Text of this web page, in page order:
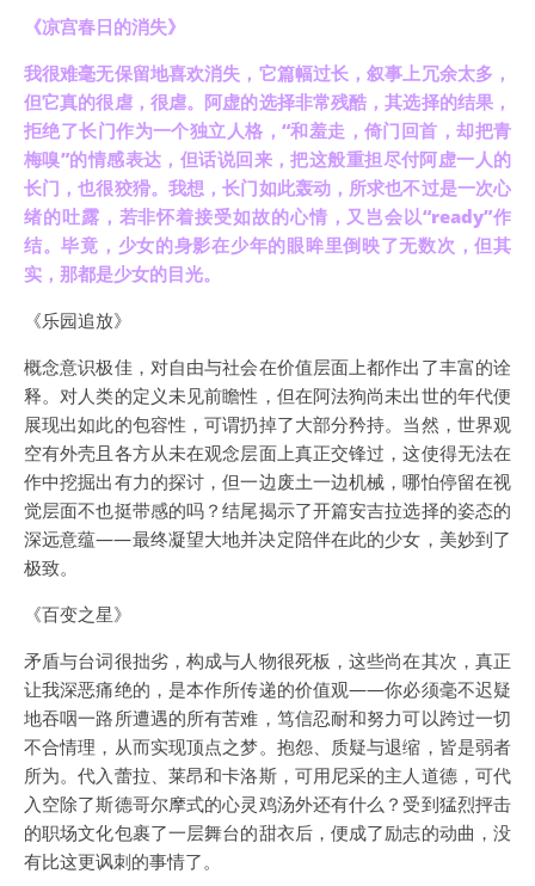
《凉宫春日的消失》
我很难毫无保留地喜欢消失，它篇幅过长，叙事上冗余太多，
但它真的很虐，很虐。阿虚的选择非常残酷，其选择的结果，
拒绝了长门作为一个独立人格 ，“和羞走，倚门回首，却把青
梅嗅”的情感表达 ， 但话说回来，把这般重担尽付阿虚一人的
长门，也很狡猾。我想，长门如此轰动， 所求也不过是一次心
绪的吐露，若非怀着接受如故的心情，又岂会以“ready”作
结。毕竟，少女的身影在少年的眼眸里倒映了无数次，但其
实，那都是少女的目光。
《乐园追放》
概念意识极佳，对自由与社会在价值层面上都作出了丰富的诠
释。对人类的定义未见前瞻性，但在阿法狗尚未出世的年代便
展现出如此的包容性，可谓扔掉了大部分矜持。当然，世界观
空有外壳且各方从未在观念层面上真正交锋过，这使得无法在
作中挖掘出有力的探讨，但一边废土一边机械，哪怕停留在视
觉层面不也挺带感的吗？结尾揭示了开篇安吉拉选择的姿态的
深远意蕴——最终凝望大地并决定陪伴在此的少女，美妙到了
极致。
《百变之星》
矛盾与台词很拙劣，构成与人物很死板，这些尚在其次，真正
让我深恶痛绝的，是本作所传递的价值观——你必须毫不迟疑
地吞咽一路所遭遇的所有苦难，笃信忍耐和努力可以跨过一切
不合情理，从而实现顶点之梦。抱怨、质疑与退缩，皆是弱者
所为。代入蕾拉、莱昂和卡洛斯，可用尼采的主人道德，可代
入空除了斯德哥尔摩式的心灵鸡汤外还有什么？受到猛烈抨击
的职场文化包裹了一层舞台的甜衣后，便成了励志的动曲，没
有比这更讽刺的事情了。